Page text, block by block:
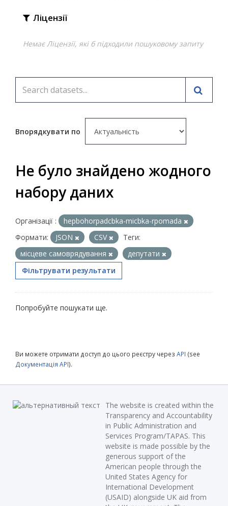
Ліцензії
Немає Ліцензії, які б підходили пошуковому запиту
Впорядкувати по
Не було знайдено жодного
набору даних
Організації :
hepbohorpadcbka-micbka-rpomada
Формати:
JSON CSV
Теги:
місцеве самоврядування
депутати
Фільтрувати результати
Попробуйте пошукати ще.
Ви можете отримати доступ до цього реєстру через API (see
Документація API).
The website is created within the
Transparency and Accountability
in Public Administration and
Services Program/TAPAS. This
website is made possible by the
generous support of the
American people through the
United States Agency for
International Development
(USAID) alongside UK aid from